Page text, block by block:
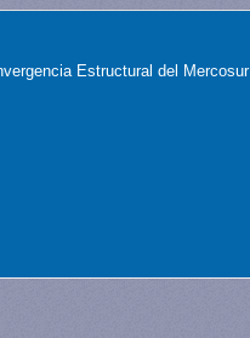
Estructural del Mercosur